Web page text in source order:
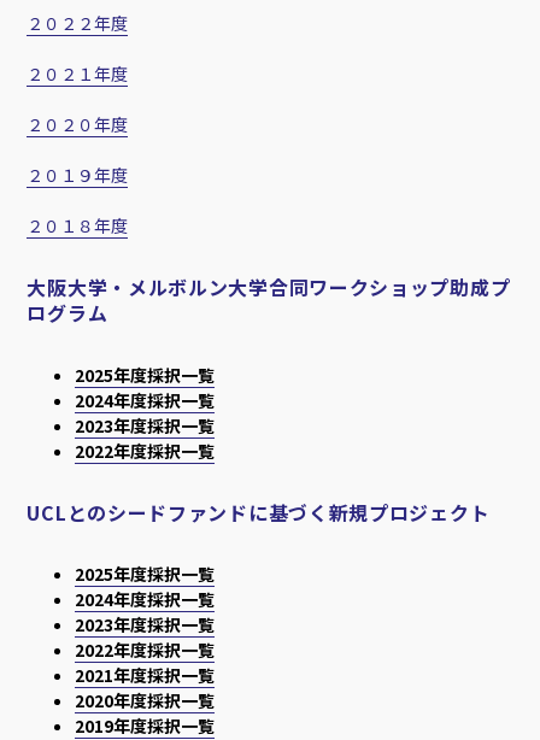
２０２２年度
２０２１年度
２０２０年度
２０１９年度
２０１８年度
大阪大学・メルボルン大学合同ワークショップ助成プ
ログラム
2025年度採択一覧
2024年度採択一覧
2023年度採択一覧
2022年度採択一覧
UCLとのシードファンドに基づく新規プロジェクト
2025年度採択一覧
2024年度採択一覧
2023年度採択一覧
2022年度採択一覧
2021年度採択一覧
2020年度採択一覧
2019年度採択一覧